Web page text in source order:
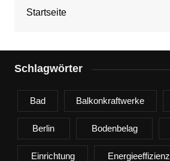
Startseite
Schlagwörter
Bad Balkonkraftwerke
Berlin Bodenbelag
Einrichtung Energieeffizienz